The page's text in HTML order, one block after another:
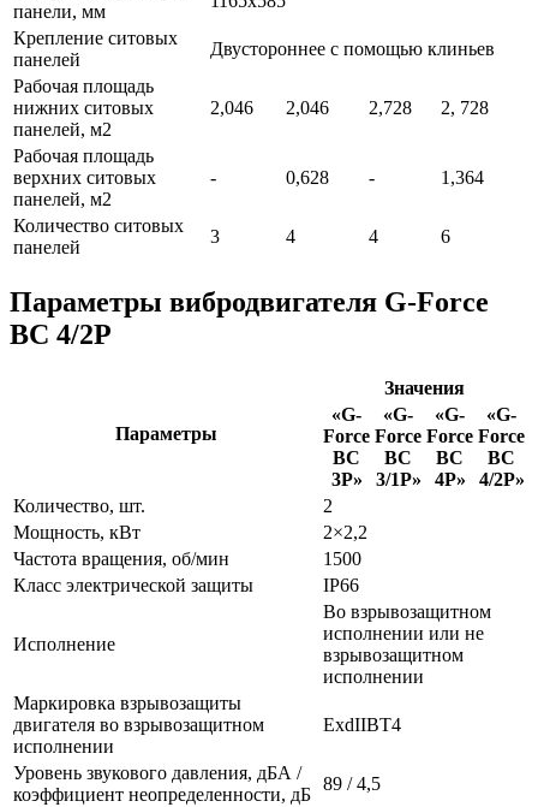
панели, мм
Крепление ситовых
панелей
Двустороннее с помощью клиньев
Рабочая площадь
нижних ситовых
панелей, м2
2,046 2,046 2,728 2, 728
Рабочая площадь
верхних ситовых
панелей, м2
- 0,628 - 1,364
Количество ситовых
панелей
3 4 4 6
Параметры вибродвигателя G-Force
ВС 4/2P
Параметры
Значения
«G-
Force
ВС
3P»
«G-
Force
ВС
3/1P»
«G-
Force
ВС
4P»
«G-
Force
ВС
4/2P»
Количество, шт.
2
Мощность, кВт
2×2,2
Частота вращения, об/мин
1500
Класс электрической защиты
IP66
Исполнение
Во взрывозащитном
исполнении или не
взрывозащитном
исполнении
Маркировка взрывозащиты
двигателя во взрывозащитном
исполнении
ЕхdIIBT4
Уровень звукового давления, дБА /
коэффициент неопределенности, дБ
89 / 4,5